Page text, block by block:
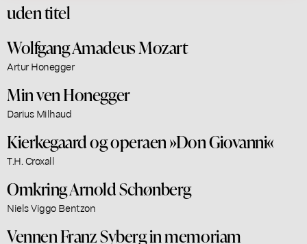
uden titel
Wolfgang Amadeus Mozart
Artur Honegger
Min ven Honegger
Darius Milhaud
Kierkegaard og operaen »Don Giovanni«
T.H. Croxall
Omkring Arnold Schønberg
Niels Viggo Bentzon
Vennen Franz Syberg in memoriam